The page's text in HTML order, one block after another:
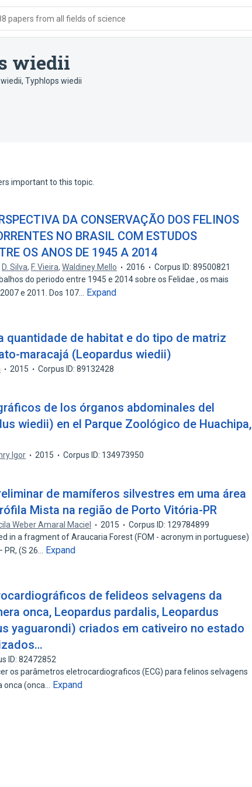
papers from all fields of science
wiedii
, Typhlops wiedii
important to this topic.
DA CONSERVAÇÃO DOS FELINOS
NO BRASIL COM ESTUDOS
OS ANOS DE 1945 A 2014
D. Silva, F. Vieira,Waldiney Mello 2016
Corpus ID: 89500821
do periodo entre 1945 e 2014 sobre os Felidae , os mais
e 2011. Dos 107…
Expand
quantidade de habitat e do tipo de matriz
maracajá (Leopardus wiedii)
2015 Corpus ID: 89132428
de los órganos abdominales del
wiedii) en el Parque Zoológico de Huachipa,
Igor 2015 Corpus ID: 134973950
de mamíferos silvestres em uma área
Mista na região de Porto Vitória-PR
Weber Amaral Maciel 2015
Corpus ID: 129784899
in a fragment of Araucaria Forest (FOM - acronym in portuguese)
(S 26…
Expand
de felideos selvagens da
onca, Leopardus pardalis, Leopardus
yaguarondi) criados em cativeiro no estado
ID: 82472852
os parâmetros eletrocardiograficos (ECG) para felinos selvagens
(onca…
Expand